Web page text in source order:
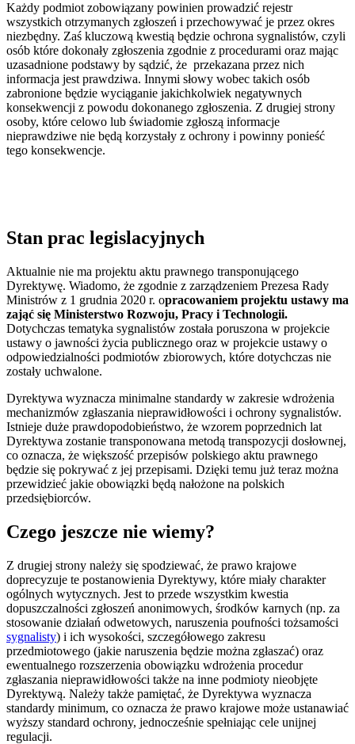
Każdy podmiot zobowiązany powinien prowadzić rejestr
wszystkich otrzymanych zgłoszeń i przechowywać je przez okres
niezbędny. Zaś kluczową kwestią będzie ochrona sygnalistów, czyli
osób które dokonały zgłoszenia zgodnie z procedurami oraz mając
uzasadnione podstawy by sądzić, że przekazana przez nich
informacja jest prawdziwa. Innymi słowy wobec takich osób
zabronione będzie wyciąganie jakichkolwiek negatywnych
konsekwencji z powodu dokonanego zgłoszenia. Z drugiej strony
osoby, które celowo lub świadomie zgłoszą informacje
nieprawdziwe nie będą korzystały z ochrony i powinny ponieść
tego konsekwencje.
Stan prac legislacyjnych
Aktualnie nie ma projektu aktu prawnego transponującego
Dyrektywę. Wiadomo, że zgodnie z zarządzeniem Prezesa Rady
Ministrów z 1 grudnia 2020 r. opracowaniem projektu ustawy ma
zająć się Ministerstwo Rozwoju, Pracy i Technologii.
Dotychczas tematyka sygnalistów została poruszona w projekcie
ustawy o jawności życia publicznego oraz w projekcie ustawy o
odpowiedzialności podmiotów zbiorowych, które dotychczas nie
zostały uchwalone.
Dyrektywa wyznacza minimalne standardy w zakresie wdrożenia
mechanizmów zgłaszania nieprawidłowości i ochrony sygnalistów.
Istnieje duże prawdopodobieństwo, że wzorem poprzednich lat
Dyrektywa zostanie transponowana metodą transpozycji dosłownej,
co oznacza, że większość przepisów polskiego aktu prawnego
będzie się pokrywać z jej przepisami. Dzięki temu już teraz można
przewidzieć jakie obowiązki będą nałożone na polskich
przedsiębiorców.
Czego jeszcze nie wiemy?
Z drugiej strony należy się spodziewać, że prawo krajowe
doprecyzuje te postanowienia Dyrektywy, które miały charakter
ogólnych wytycznych. Jest to przede wszystkim kwestia
dopuszczalności zgłoszeń anonimowych, środków karnych (np. za
stosowanie działań odwetowych, naruszenia poufności tożsamości
sygnalisty) i ich wysokości, szczegółowego zakresu
przedmiotowego (jakie naruszenia będzie można zgłaszać) oraz
ewentualnego rozszerzenia obowiązku wdrożenia procedur
zgłaszania nieprawidłowości także na inne podmioty nieobjęte
Dyrektywą. Należy także pamiętać, że Dyrektywa wyznacza
standardy minimum, co oznacza że prawo krajowe może ustanawiać
wyższy standard ochrony, jednocześnie spełniając cele unijnej
regulacji.